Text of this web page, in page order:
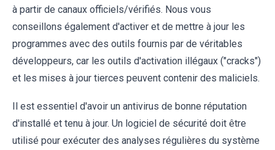
à partir de canaux officiels/vérifiés. Nous vous
conseillons également d'activer et de mettre à jour les
programmes avec des outils fournis par de véritables
développeurs, car les outils d'activation illégaux ("cracks")
et les mises à jour tierces peuvent contenir des maliciels.
Il est essentiel d'avoir un antivirus de bonne réputation
d'installé et tenu à jour. Un logiciel de sécurité doit être
utilisé pour exécuter des analyses régulières du système